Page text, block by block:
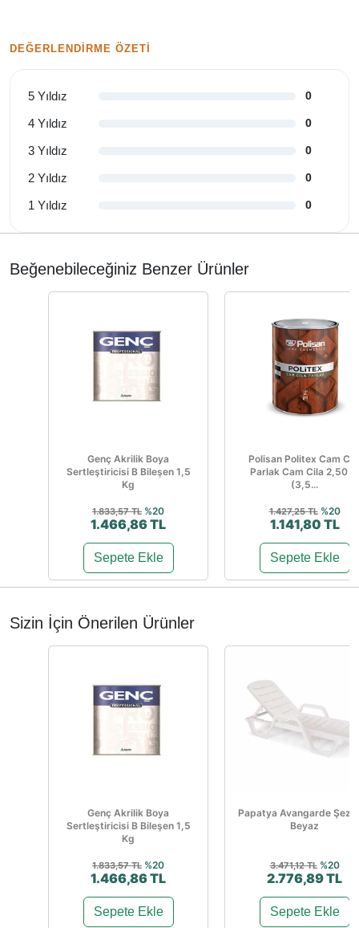
DEĞERLENDIRME ÖZETI
5 Yıldız 0
4 Yıldız 0
3 Yıldız 0
2 Yıldız 0
1 Yıldız 0
Beğenebileceğiniz Benzer Ürünler
Genç Akrilik Boya
Sertleştiricisi B Bileşen 1,5
Kg
1.833,57 TL %20
1.466,86 TL
Sepete Ekle
Polisan Politex Cam
Parlak Cam Cila 2,50 Lt
(3,5...
1.427,25 TL %20
1.141,80 TL
Sepete Ekle
Sizin İçin Önerilen Ürünler
Genç Akrilik Boya
Sertleştiricisi B Bileşen 1,5
Kg
1.833,57 TL %20
1.466,86 TL
Sepete Ekle
Papatya Avangarde
Beyaz
3.471,12 TL %20
2.776,89 TL
Sepete Ekle